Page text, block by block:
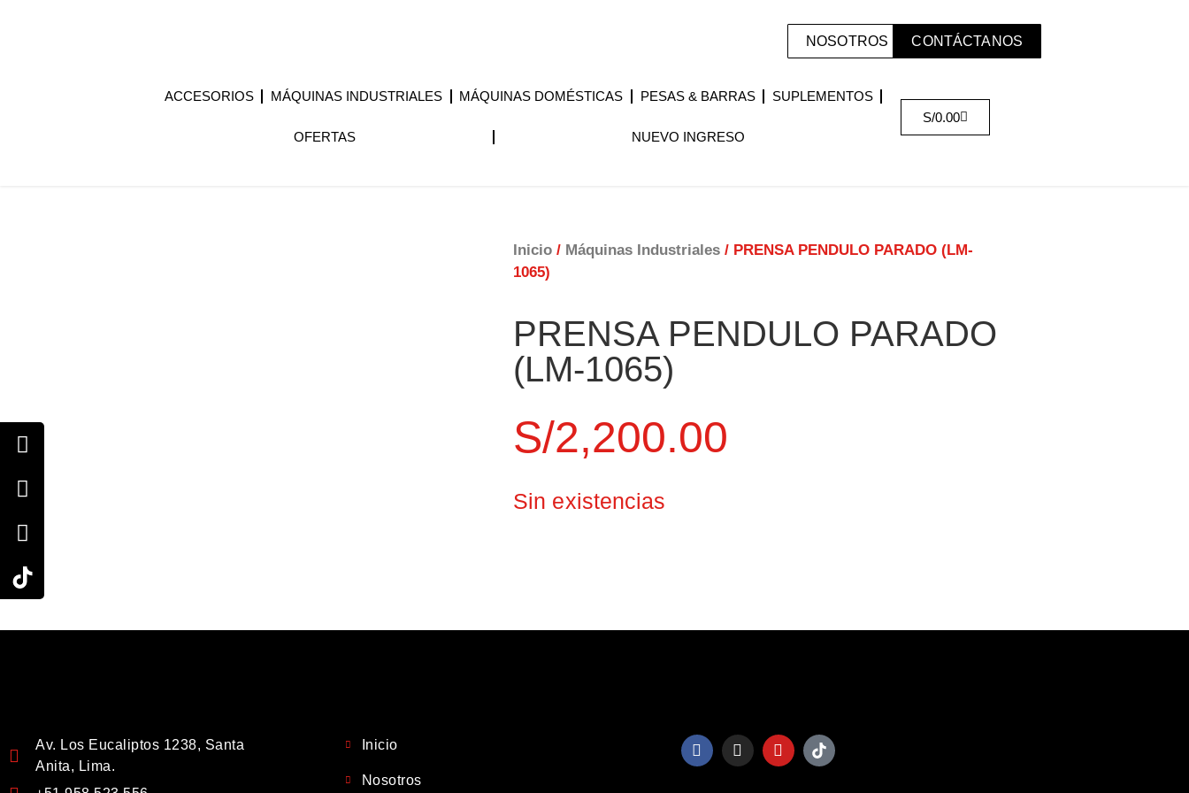
NOSOTROS CONTÁCTANOS
ACCESORIOS MÁQUINAS INDUSTRIALES MÁQUINAS DOMÉSTICAS PESAS & BARRAS SUPLEMENTOS
OFERTAS NUEVO INGRESO
S/0.00
Inicio / Máquinas Industriales / PRENSA PENDULO PARADO (LM-
1065)
PRENSA PENDULO PARADO
(LM-1065)
S/2,200.00
Sin existencias
Av. Los Eucaliptos 1238, Santa
Anita, Lima.
Inicio
Nosotros